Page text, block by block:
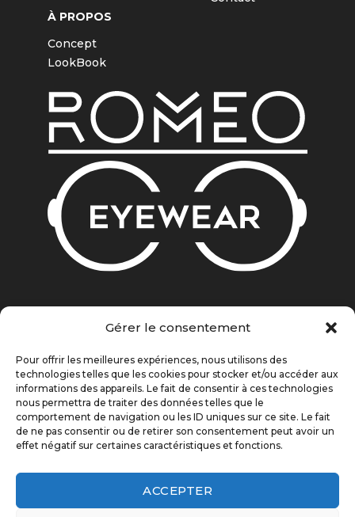
Gérer le consentement
Pour offrir les meilleures expériences, nous utilisons des
technologies telles que les cookies pour stocker et/ou accéder aux
informations des appareils. Le fait de consentir à ces technologies
nous permettra de traiter des données telles que le
comportement de navigation ou les ID uniques sur ce site. Le fait
de ne pas consentir ou de retirer son consentement peut avoir un
effet négatif sur certaines caractéristiques et fonctions.
ACCEPTER
À PROPOS
Concept
LookBook
MON COMPTE
MENTIONS LÉGALES
POLITIQUE DE CONFIDENTIALITÉ
Création parHÉHOCOM.
Romeo Eyewear. Tout droit réservé.
Nous utilisons des cookies sur notre site Web pour
vous offrir l'expérience la plus pertinente en